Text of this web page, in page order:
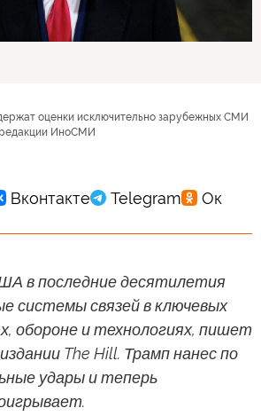
оценки исключительно зарубежных СМИ
ИноСМИ
в последние десятилетия
системы связей в ключевых
обороне и технологиях, пишет
The Hill. Трамп нанес по
удары и теперь